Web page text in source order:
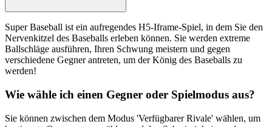
Super Baseball ist ein aufregendes H5-Iframe-Spiel, in dem Sie den
Nervenkitzel des Baseballs erleben können. Sie werden extreme
Ballschläge ausführen, Ihren Schwung meistern und gegen
verschiedene Gegner antreten, um der König des Baseballs zu
werden!
Wie wähle ich einen Gegner oder Spielmodus aus?
Sie können zwischen dem Modus 'Verfügbarer Rivale' wählen, um